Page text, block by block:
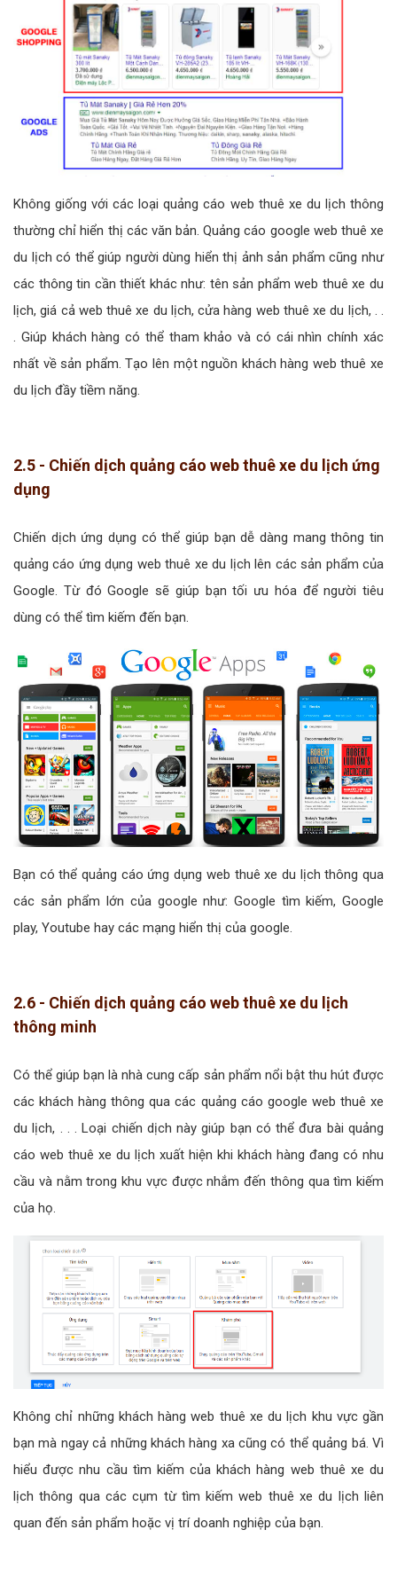
Không giống với các loại quảng cáo web thuê xe du lịch thông
thường chỉ hiển thị các văn bản. Quảng cáo google web thuê xe
du lịch có thể giúp người dùng hiển thị ảnh sản phẩm cũng như
các thông tin cần thiết khác như: tên sản phẩm web thuê xe du
lịch, giá cả web thuê xe du lịch, cửa hàng web thuê xe du lịch, . .
. Giúp khách hàng có thể tham khảo và có cái nhìn chính xác
nhất về sản phẩm. Tạo lên một nguồn khách hàng web thuê xe
du lịch đầy tiềm năng.
2.5 - Chiến dịch quảng cáo web thuê xe du lịch ứng
dụng
Chiến dịch ứng dụng có thể giúp bạn dễ dàng mang thông tin
quảng cáo ứng dụng web thuê xe du lịch lên các sản phẩm của
Google. Từ đó Google sẽ giúp bạn tối ưu hóa để người tiêu
dùng có thể tìm kiếm đến bạn.
Bạn có thể quảng cáo ứng dụng web thuê xe du lịch thông qua
các sản phẩm lớn của google như: Google tìm kiếm, Google
play, Youtube hay các mạng hiển thị của google.
2.6 - Chiến dịch quảng cáo web thuê xe du lịch
thông minh
Có thể giúp bạn là nhà cung cấp sản phẩm nổi bật thu hút được
các khách hàng thông qua các quảng cáo google web thuê xe
du lịch, . . . Loại chiến dịch này giúp bạn có thể đưa bài quảng
cáo web thuê xe du lịch xuất hiện khi khách hàng đang có nhu
cầu và nằm trong khu vực được nhắm đến thông qua tìm kiếm
của họ.
Không chỉ những khách hàng web thuê xe du lịch khu vực gần
bạn mà ngay cả những khách hàng xa cũng có thể quảng bá. Vì
hiểu được nhu cầu tìm kiếm của khách hàng web thuê xe du
lịch thông qua các cụm từ tìm kiếm web thuê xe du lịch liên
quan đến sản phẩm hoặc vị trí doanh nghiệp của bạn.